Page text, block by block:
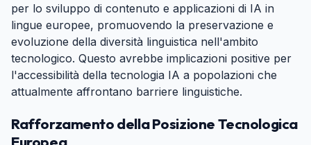
per lo sviluppo di contenuto e applicazioni di IA in
lingue europee, promuovendo la preservazione e
evoluzione della diversità linguistica nell'ambito
tecnologico. Questo avrebbe implicazioni positive per
l'accessibilità della tecnologia IA a popolazioni che
attualmente affrontano barriere linguistiche.
Rafforzamento della Posizione Tecnologica